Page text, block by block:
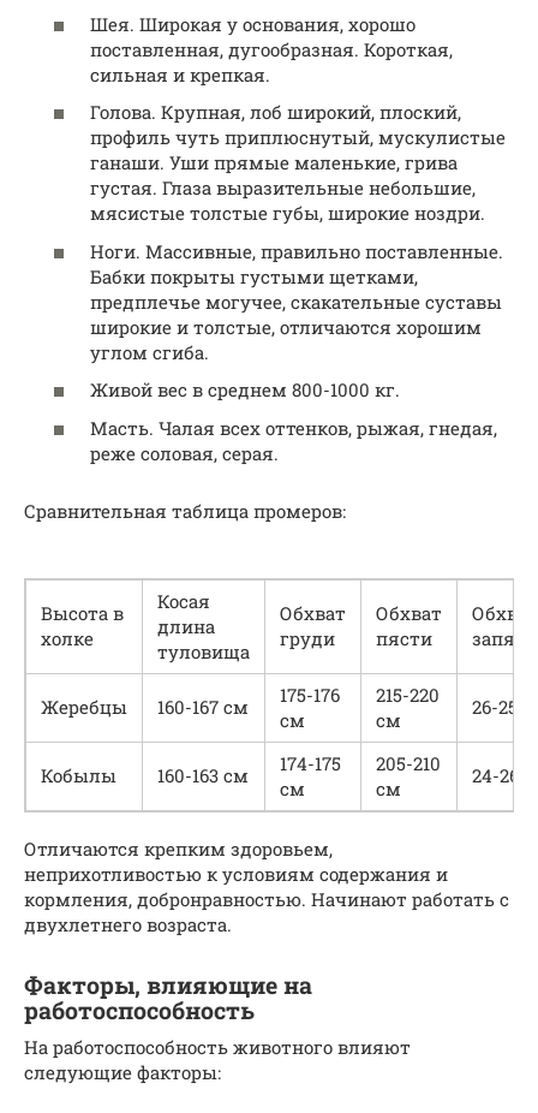
Шея. Широкая у основания, хорошо
поставленная, дугообразная. Короткая,
сильная и крепкая.
Голова. Крупная, лоб широкий, плоский,
профиль чуть приплюснутый, мускулистые
ганаши. Уши прямые маленькие, грива
густая. Глаза выразительные небольшие,
мясистые толстые губы, широкие ноздри.
Ноги. Массивные, правильно поставленные.
Бабки покрыты густыми щетками,
предплечье могучее, скакательные суставы
широкие и толстые, отличаются хорошим
углом сгиба.
Живой вес в среднем 800-1000 кг.
Масть. Чалая всех оттенков, рыжая, гнедая,
реже соловая, серая.
Сравнительная таблица промеров:
Высота в
холке
Косая
длина
туловища
Обхват
груди
Обхват
пясти
Обхват
Жеребцы 160-167 см
175-176
см
215-220
см
26-25
Кобылы 160-163 см
174-175
см
205-210
см
24-26
Отличаются крепким здоровьем,
неприхотливостью к условиям содержания и
кормления, добронравностью. Начинают работать с
двухлетнего возраста.
Факторы, влияющие на
работоспособность
На работоспособность животного влияют
следующие факторы: